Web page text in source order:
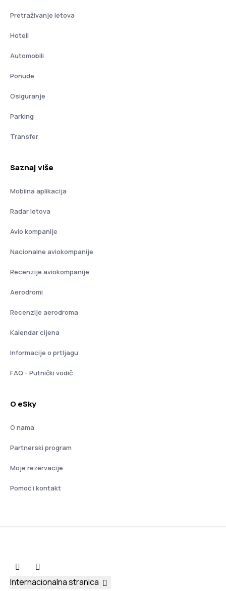
Pretraživanje letova
Hoteli
Automobili
Ponude
Osiguranje
Parking
Transfer
Saznaj više
Mobilna aplikacija
Radar letova
Avio kompanije
Nacionalne aviokompanije
Recenzije aviokompanije
Aerodromi
Recenzije aerodroma
Kalendar cijena
Informacije o prtljagu
FAQ - Putnički vodič
O eSky
O nama
Partnerski program
Moje rezervacije
Pomoć i kontakt
Internacionalna stranica